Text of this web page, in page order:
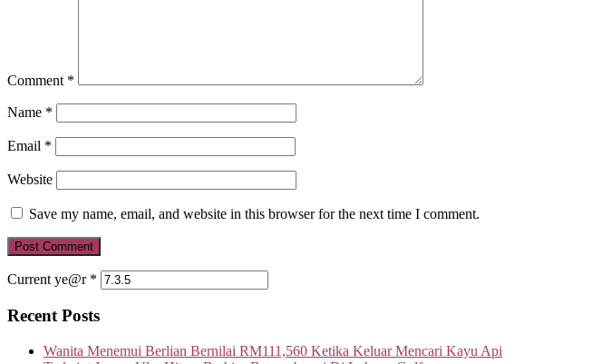
Comment *
Name *
Email *
Website
Save my name, email, and website in this browser for the next time I comment.
Current ye@r *
Recent Posts
Wanita Menemui Berlian Bernilai RM111,560 Ketika Keluar Mencari Kayu Api